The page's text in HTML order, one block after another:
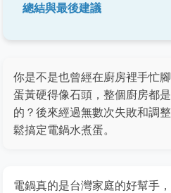
總結與最後建議
你是不是也曾經在廚房裡手忙
蛋黃硬得像石頭，整個廚房都
的？後來經過無數次失敗和調
鬆搞定電鍋水煮蛋。
電鍋真的是台灣家庭的好幫手